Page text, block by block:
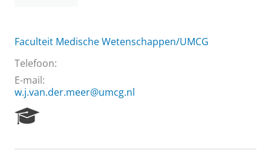
Faculteit Medische Wetenschappen/UMCG
Telefoon:
E-mail:
w.j.van.der.meer@umcg.nl
e